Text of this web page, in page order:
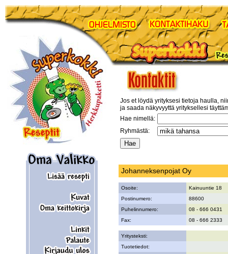
Jos et löydä yrityksesi tietoja haulla,
ja saada näkyvyyttä yrityksellesi
Hae nimellä:
Ryhmästä:
Johanneksenpojat Oy
Osoite:
Kainuuntie 18
Postinumero:
88600
Puhelinnumero:
08 - 666 0431
Fax:
08 - 666 2333
Yritysteksti:
Tuotetiedot: